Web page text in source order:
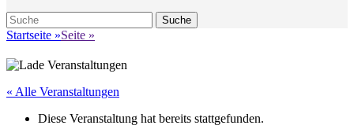
Suche
Suche
nach:
Startseite »Seite »
« Alle Veranstaltungen
Diese Veranstaltung hat bereits stattgefunden.